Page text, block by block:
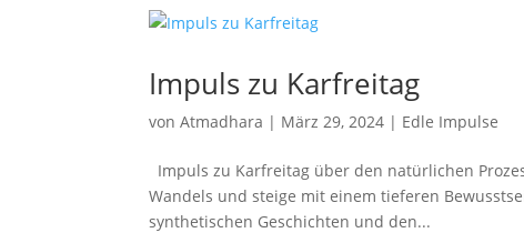
Impuls zu Karfreitag
vonAtmadhara | März 29, 2024 | Edle Impulse
Impuls zu Karfreitag über den natürlichen
Wandels und steige mit einem tieferen
synthetischen Geschichten und den...